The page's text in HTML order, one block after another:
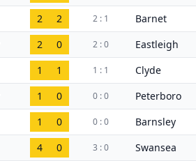
2 2 2 : 1 Barnet
2 0 2 : 0 Eastleigh
1 1 1 : 1 Clyde
1 0 0 : 0 Peterboro
1 0 0 : 0 Barnsley
4 0 3 : 0 Swansea